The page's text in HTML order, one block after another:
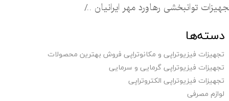
توانبخشی رهاورد مهر ایرانیان
دسته‌ها
تجهیزات فیزیوتراپی و مکانوتراپی فروش بهترین محصولات
تجهیزات فیزیوتراپی گرمایی و سرمایی
تجهیزات فیزیوتراپی الکتروتراپی
لوازم مصرفی